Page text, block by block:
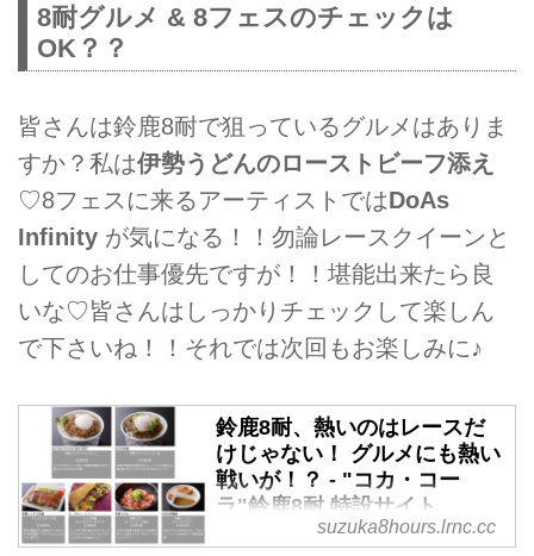
8耐グルメ & 8フェスのチェックは
OK？？
皆さんは鈴鹿8耐で狙っているグルメはありま
すか？私は伊勢うどんのローストビーフ添え
♡8フェスに来るアーティストではDoAs
Infinity が気になる！！勿論レースクイーンと
してのお仕事優先ですが！！堪能出来たら良
いな♡皆さんはしっかりチェックして楽しん
で下さいね！！それでは次回もお楽しみに♪
鈴鹿8耐、熱いのはレースだ
けじゃない！ グルメにも熱い
戦いが！？ - "コカ・コー
ラ"鈴鹿8耐 特設サイト
2018年7月26日（木）〜29日
suzuka8hours.lrnc.cc